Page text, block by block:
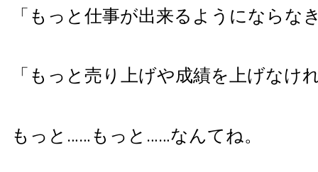
「もっと仕事が出来るようにならな
「もっと売り上げや成績を上げなけ
もっと……もっと……なんてね。